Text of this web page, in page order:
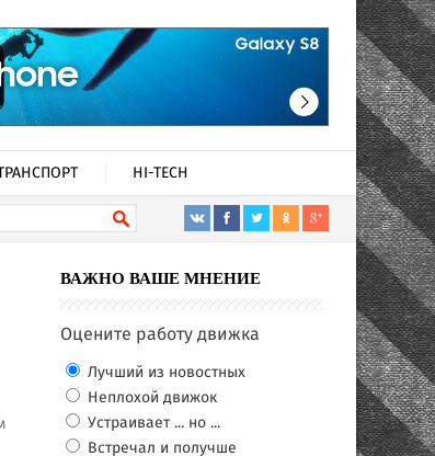
HI-TECH
ВАЖНО ВАШЕ МНЕНИЕ
Оцените работу движка
Лучший из новостных
Неплохой движок
Устраивает ... но ...
Встречал и получше